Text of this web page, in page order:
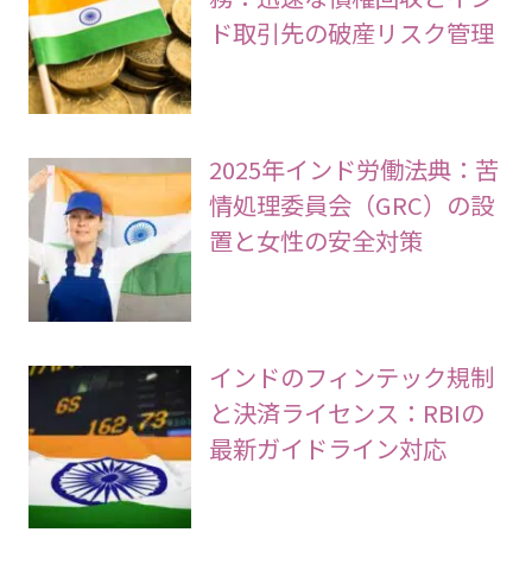
ド取引先の破産リスク管理
2025年インド労働法典：苦
情処理委員会（GRC）の設
置と女性の安全対策
インドのフィンテック規制
と決済ライセンス：RBIの
最新ガイドライン対応